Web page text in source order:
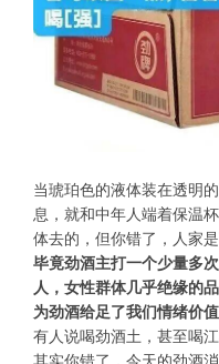
当琥珀色的液体装在透明
息，就和中年人端着保温
体去的，但你错了，人家是
毕竟劲酒主打一个少量多
人，女性群体几乎绝缘的
为劲酒给足了我们情绪价值
有人说喝劲酒土，甚至喝